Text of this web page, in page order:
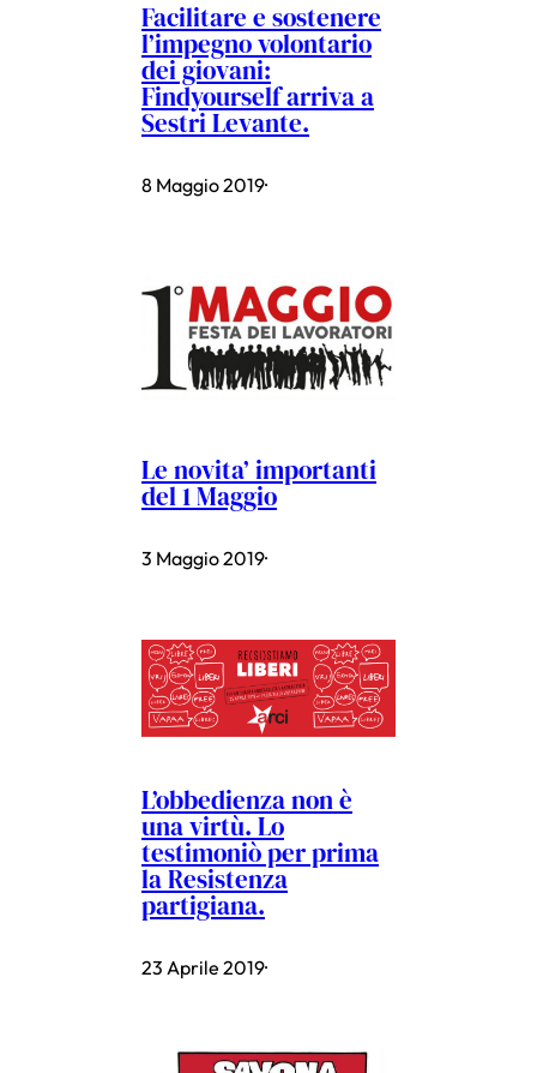
Facilitare e sostenere
l’impegno volontario
dei giovani:
Findyourself arriva a
Sestri Levante.
8 Maggio 2019·
Le novita’ importanti
del 1 Maggio
3 Maggio 2019·
L’obbedienza non è
una virtù. Lo
testimoniò per prima
la Resistenza
partigiana.
23 Aprile 2019·